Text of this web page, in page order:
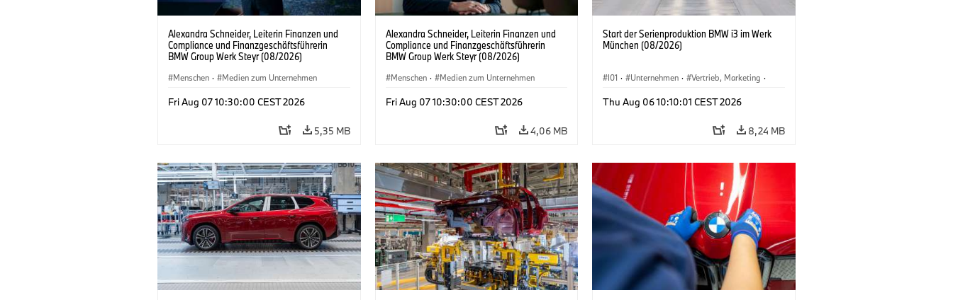
Alexandra Schneider, Leiterin Finanzen und
Compliance und Finanzgeschäftsführerin
BMW Group Werk Steyr (08/2026)
Menschen · Medien zum Unternehmen
Fri Aug 07 10:30:00 CEST 2026
5,35 MB
Alexandra Schneider, Leiterin Finanzen und
Compliance und Finanzgeschäftsführerin
BMW Group Werk Steyr (08/2026)
Menschen · Medien zum Unternehmen
Fri Aug 07 10:30:00 CEST 2026
4,06 MB
Start der Serienproduktion BMW i3 im Werk
München (08/2026)
I01 · Unternehmen · Vertrieb, Marketing ·
Thu Aug 06 10:10:01 CEST 2026
8,24 MB